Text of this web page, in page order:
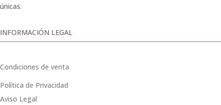
únicas.
INFORMACIÓN LEGAL
Condiciones de venta
Política de Privacidad
Aviso Legal